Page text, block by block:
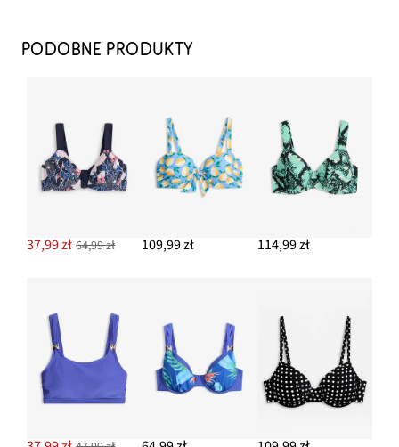
64,99 zł
97,99 zł
DODAJ DO KOSZYKA
PODOBNE PRODUKTY
37,99 zł 64,99 zł 109,99 zł 114,99 zł